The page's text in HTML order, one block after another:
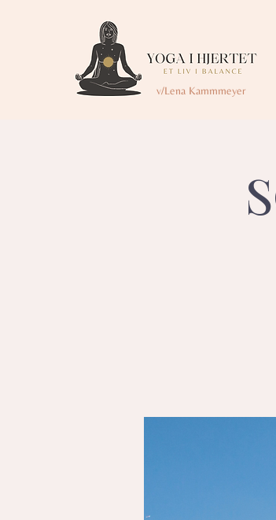
v/Lena Kammmeyer